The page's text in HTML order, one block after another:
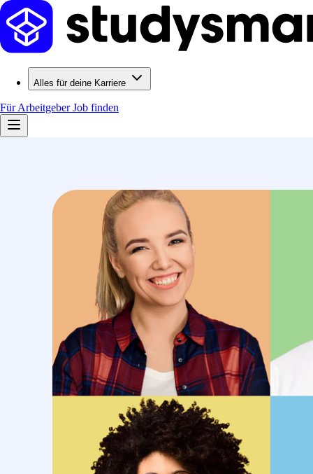
Alles für deine Karriere
Für ArbeitgeberJob finden